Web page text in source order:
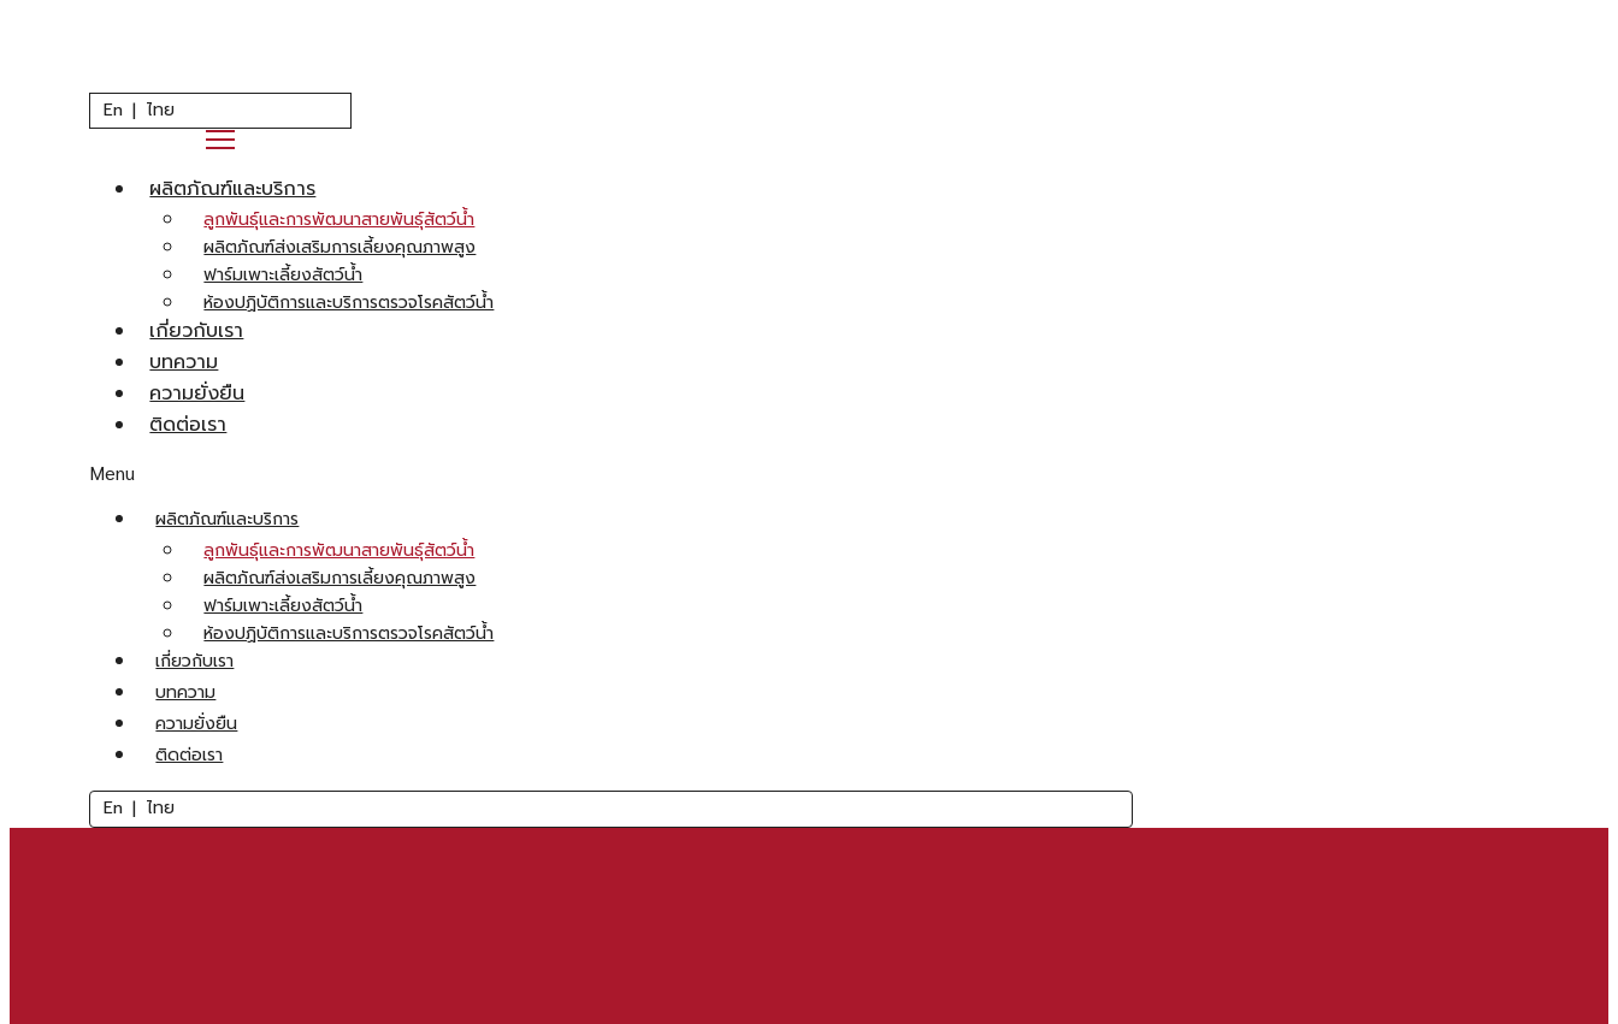
En ไทย
ผลิตภัณฑ์และบริการ
ลูกพันธ์ุและการพัฒนาสายพันธ์ุสัตว์น้ำ
ผลิตภัณฑ์ส่งเสริมการเลี้ยงคุณภาพสูง
ฟาร์มเพาะเลี้ยงสัตว์น้ำ
ห้องปฏิบัติการและบริการตรวจโรคสัตว์น้ำ
เกี่ยวกับเรา
บทความ
ความยั่งยืน
ติดต่อเรา
Menu
ผลิตภัณฑ์และบริการ
ลูกพันธ์ุและการพัฒนาสายพันธ์ุสัตว์น้ำ
ผลิตภัณฑ์ส่งเสริมการเลี้ยงคุณภาพสูง
ฟาร์มเพาะเลี้ยงสัตว์น้ำ
ห้องปฏิบัติการและบริการตรวจโรคสัตว์น้ำ
เกี่ยวกับเรา
บทความ
ความยั่งยืน
ติดต่อเรา
En ไทย